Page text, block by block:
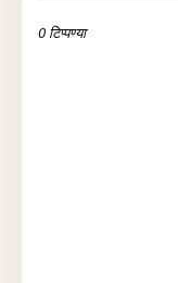
0 टिप्पण्या